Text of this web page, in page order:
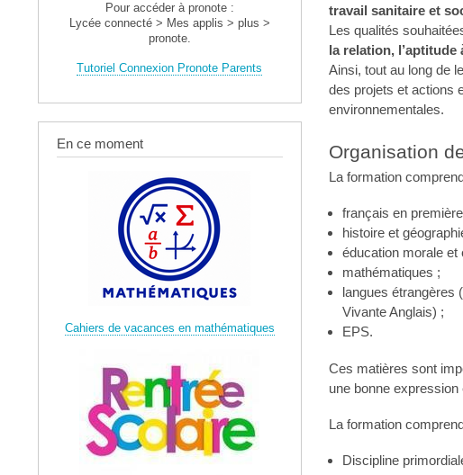
travail sanitaire et
Les qualités
la relation,
Ainsi, tout au long de
des projets et actions
environnementales.
Organisation
La formation
français en
histoire et
éducation morale et
mathématiques ;
langues étrangères
Vivante Anglais) ;
EPS.
Ces matières sont
une bonne expression
La formation
Discipline
Pour accéder à pronote :
Lycée connecté > Mes applis > plus >
pronote.
Tutoriel Connexion Pronote Parents
En ce moment
Cahiers de vacances en mathématiques